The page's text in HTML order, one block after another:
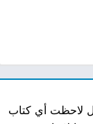
لاحظت أي كتاب